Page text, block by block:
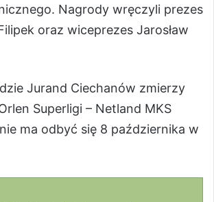
Nagrody wręczyli prezes
oraz wiceprezes Jarosław
Jurand Ciechanów zmierzy
Superligi – Netland MKS
ma odbyć się 8 października w